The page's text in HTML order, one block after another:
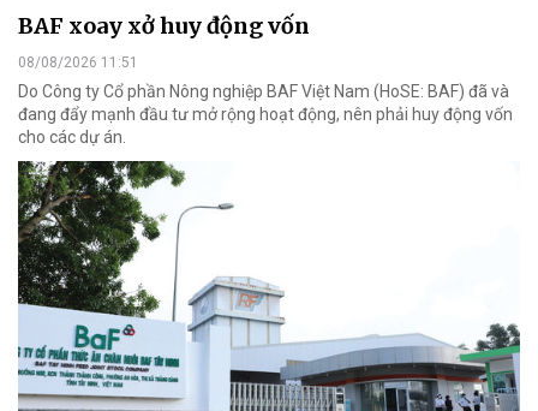
BAF xoay xở huy động vốn
08/08/2026 11:51
Do Công ty Cổ phần Nông nghiệp BAF Việt Nam (HoSE: BAF) đã và
đang đẩy mạnh đầu tư mở rộng hoạt động, nên phải huy động vốn
cho các dự án.